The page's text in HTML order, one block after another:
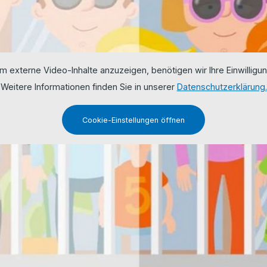
externe Video-Inhalte anzuzeigen, benötigen wir Ihre
Weitere Informationen finden Sie in unserer Datenschutzerklärung.
Cookie-Einstellungen öffnen